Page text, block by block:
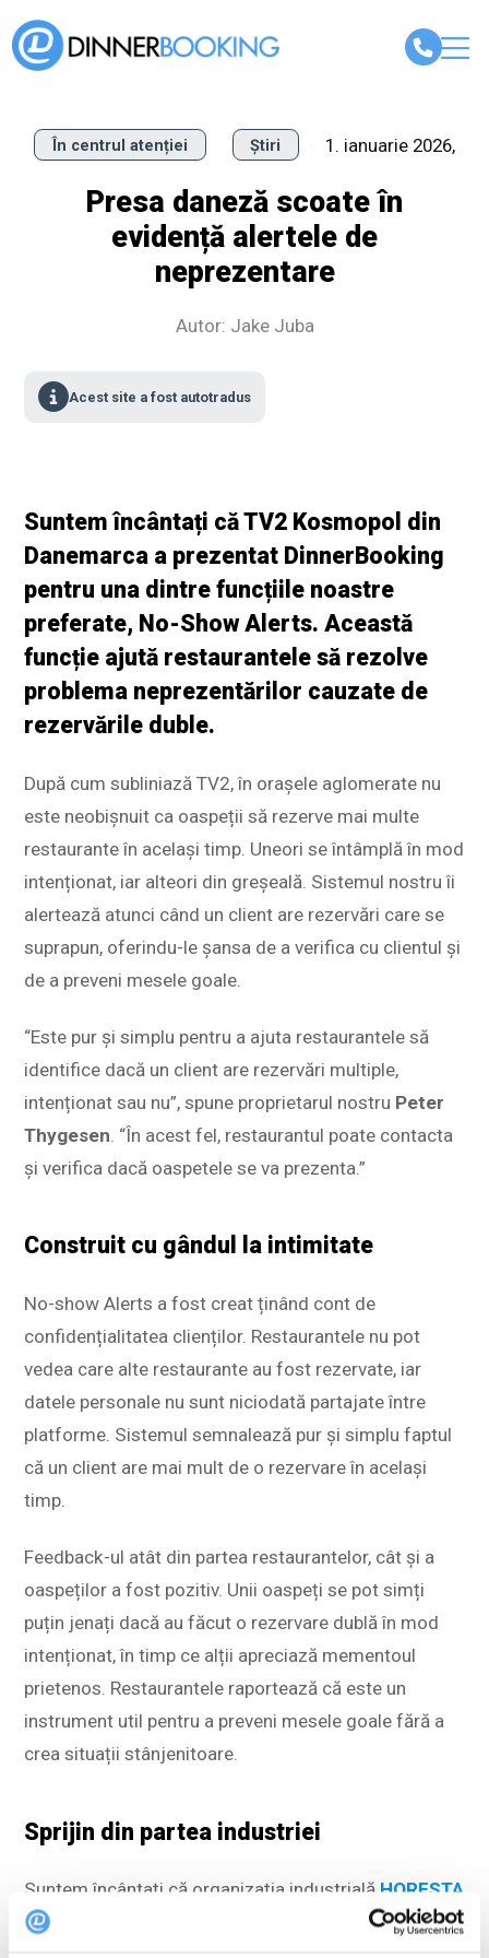
În centrul atenției Știri 1. ianuarie 2026,
Presa daneză scoate în
evidență alertele de
neprezentare
Autor: Jake Juba
Acest site a fost autotradus
Suntem încântați că TV2 Kosmopol din
Danemarca a prezentat DinnerBooking
pentru una dintre funcțiile noastre
preferate, No-Show Alerts. Această
funcție ajută restaurantele să rezolve
problema neprezentărilor cauzate de
rezervările duble.
După cum subliniază TV2, în orașele aglomerate nu
este neobișnuit ca oaspeții să rezerve mai multe
restaurante în același timp. Uneori se întâmplă în mod
intenționat, iar alteori din greșeală. Sistemul nostru îi
alertează atunci când un client are rezervări care se
suprapun, oferindu-le șansa de a verifica cu clientul și
de a preveni mesele goale.
“Este pur și simplu pentru a ajuta restaurantele să
identifice dacă un client are rezervări multiple,
intenționat sau nu”, spune proprietarul nostru Peter
Thygesen. “În acest fel, restaurantul poate contacta
și verifica dacă oaspetele se va prezenta.”
Construit cu gândul la intimitate
No-show Alerts a fost creat ținând cont de
confidențialitatea clienților. Restaurantele nu pot
vedea care alte restaurante au fost rezervate, iar
datele personale nu sunt niciodată partajate între
platforme. Sistemul semnalează pur și simplu faptul
că un client are mai mult de o rezervare în același
timp.
Feedback-ul atât din partea restaurantelor, cât și a
oaspeților a fost pozitiv. Unii oaspeți se pot simți
puțin jenați dacă au făcut o rezervare dublă în mod
intenționat, în timp ce alții apreciază mementoul
prietenos. Restaurantele raportează că este un
instrument util pentru a preveni mesele goale fără a
crea situații stânjenitoare.
Sprijin din partea industriei
Suntem încântați că organizația industrială HORESTA
salută, de asemenea, această inițiativă. Potrivit CEO